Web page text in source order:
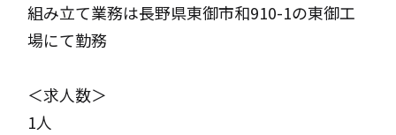
組み立て業務は長野県東御市和910-1の東御工
場にて勤務
＜求人数＞
1人